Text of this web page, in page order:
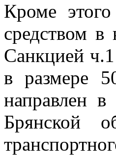
Кроме
средством в
Санкцией
в размере
Брянской